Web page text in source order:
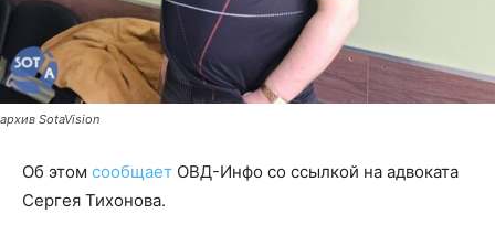
архив SotaVision
Об этом сообщает ОВД-Инфо со ссылкой на адвоката
Сергея Тихонова.